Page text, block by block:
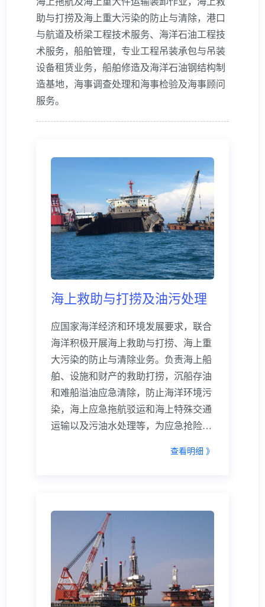
海上风电安装
远洋拖航
海事技术服务
专业工程吊装
船舶管理
助与打捞及海上重大污染的防止与清除，港口
与航道及桥梁工程技术服务、海洋石油工程技
术服务，船舶管理，专业工程吊装承包与吊装
设备租赁业务，船舶修造及海洋石油钢结构制
造基地，海事调查处理和海事检验及海事顾问
服务。
海上救助与打捞及油污处理
应国家海洋经济和环境发展要求，联合
海洋积极开展海上救助与打捞、海上重
大污染的防止与清除业务。负责海上船
舶、设施和财产的救助打捞，沉船存油
和难船溢油应急清除，防止海洋环境污
染，海上应急拖航驳运和海上特殊交通
运输以及污油水处理等，为应急抢险、
防止与清除指挥队伍，专业化的救捞船
队和品种齐全的应急物资仓库，能够随
时为海上遇险船舶和设施提供沉船打
捞、环境救助和财产救助服务。
查看明细 》